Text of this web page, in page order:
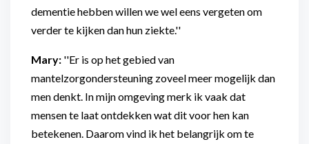
dementie hebben willen we wel eens vergeten om
verder te kijken dan hun ziekte.''
Mary: ''Er is op het gebied van
mantelzorgondersteuning zoveel meer mogelijk dan
men denkt. In mijn omgeving merk ik vaak dat
mensen te laat ontdekken wat dit voor hen kan
betekenen. Daarom vind ik het belangrijk om te